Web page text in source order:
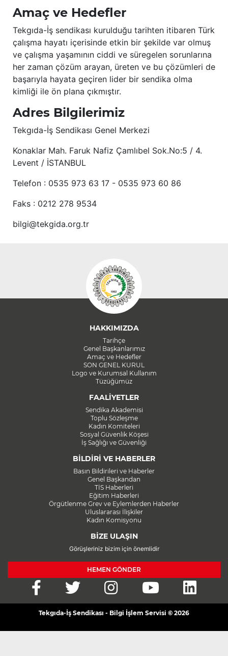
Amaç ve Hedefler
Tekgıda-İş sendikası kurulduğu tarihten itibaren Türk
çalışma hayatı içerisinde etkin bir şekilde var olmuş
ve çalışma yaşamının ciddi ve süregelen sorunlarına
her zaman çözüm arayan, üreten ve bu çözümleri de
başarıyla hayata geçiren lider bir sendika olma
kimliği ile ön plana çıkmıştır.
Adres Bilgilerimiz
Tekgıda-İş Sendikası Genel Merkezi
Konaklar Mah. Faruk Nafiz Çamlıbel Sok.No:5 / 4.
Levent / İSTANBUL
Telefon : 0535 973 63 17 - 0535 973 60 86
Faks : 0212 278 9534
bilgi@tekgida.org.tr
HAKKIMIZDA
Tarihçe
Genel Başkanlarımız
Amaç ve Hedefler
SON GENEL KURUL
Logo ve Kurumsal Kullanım
Tüzüğümüz
FAALİYETLER
Sendika Akademisi
Toplu Sözleşme
Kadın Komiteleri
Sosyal Güvenlik Köşesi
İş Sağlığı ve Güvenliği
BİLDİRİ VE HABERLER
Basın Bildirileri ve Haberler
Genel Başkandan
TİS Haberleri
Eğitim Haberleri
Örgütlenme Grev ve Eylemlerden Haberler
Uluslararası İlişkiler
Kadın Komisyonu
BİZE ULAŞIN
Görüşleriniz bizim için önemlidir
HEMEN GÖNDER
Tekgıda-İş Sendikası - Bilgi İşlem Servisi © 2026